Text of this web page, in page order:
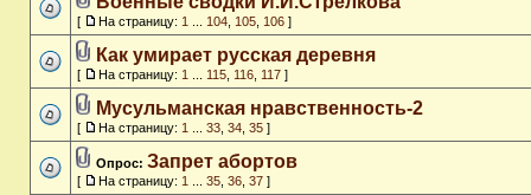
[ На страницу: 1 104 105 106 ]
Как умирает русская деревня
[ На страницу: 1 115 116 117 ]
Мусульманская нравственность-2
[ На страницу: 1 33 34 35 ]
Опрос: Запрет абортов
[ На страницу: 1 35 36 37 ]